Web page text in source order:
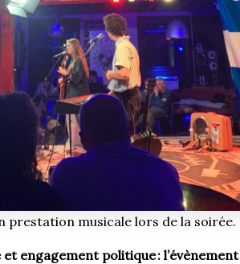
prestation musicale lors de la soirée.
engagement politique : l’évènement